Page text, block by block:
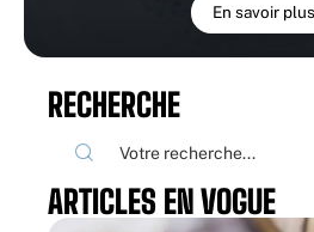
En savoir plus
RECHERCHE
ARTICLES EN VOGUE